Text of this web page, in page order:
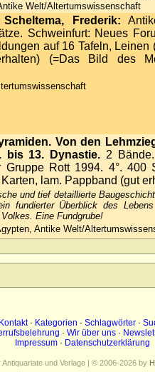
Welt/Altertumswissenschaft
Frederik:
Schweinfurt: Neues
auf 16 Tafeln, Leinen
(=Das Bild des
Von den
bis 13. Dynastie. 2
Gruppe Rott 1994. 4°. 400
lam. Pappband (gut
und tief detaillierte
fundierter Überblick des
Eine Fundgrube!
Antike Welt/
Kontakt· Kategorien · Schlagwörter ·
· Wir über uns ·
Impressum · Datenschutzerklärung
und Verlage | © 2006-2026 by